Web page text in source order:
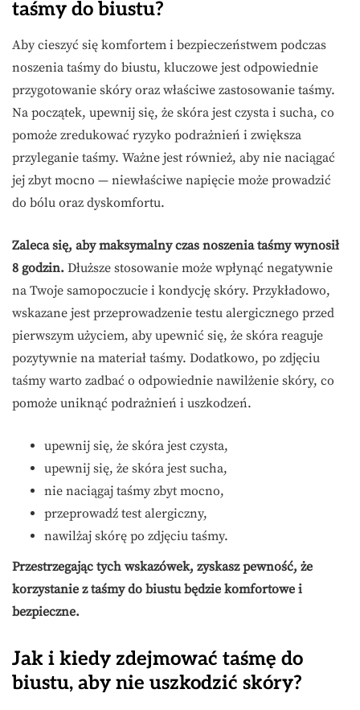
taśmy do biustu?
Aby cieszyć się komfortem i bezpieczeństwem podczas
noszenia taśmy do biustu, kluczowe jest odpowiednie
przygotowanie skóry oraz właściwe zastosowanie taśmy.
Na początek, upewnij się, że skóra jest czysta i sucha, co
pomoże zredukować ryzyko podrażnień i zwiększa
przyleganie taśmy. Ważne jest również, aby nie naciągać
jej zbyt mocno — niewłaściwe napięcie może prowadzić
do bólu oraz dyskomfortu.
Zaleca się, aby maksymalny czas noszenia taśmy wynosił
8 godzin. Dłuższe stosowanie może wpłynąć negatywnie
na Twoje samopoczucie i kondycję skóry. Przykładowo,
wskazane jest przeprowadzenie testu alergicznego przed
pierwszym użyciem, aby upewnić się, że skóra reaguje
pozytywnie na materiał taśmy. Dodatkowo, po zdjęciu
taśmy warto zadbać o odpowiednie nawilżenie skóry, co
pomoże uniknąć podrażnień i uszkodzeń.
upewnij się, że skóra jest czysta,
upewnij się, że skóra jest sucha,
nie naciągaj taśmy zbyt mocno,
przeprowadź test alergiczny,
nawilżaj skórę po zdjęciu taśmy.
Przestrzegając tych wskazówek, zyskasz pewność, że
korzystanie z taśmy do biustu będzie komfortowe i
bezpieczne.
Jak i kiedy zdejmować taśmę do
biustu, aby nie uszkodzić skóry?